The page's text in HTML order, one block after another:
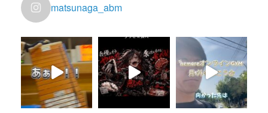
matsunaga_abm